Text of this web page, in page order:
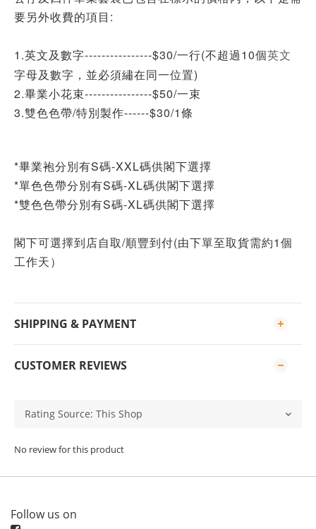
要另外收費的項目:
1.英文及數字----------------$30/一行(不超過10個英文
字母及數字 ，並必須繡在同一位置)
2.畢業小花束----------------$50/一束
3.雙色色帶/特別製作------$30/1條
*畢業袍分別有S碼-XXL碼供閣下選擇
*單色色帶分別有S碼-XL碼供閣下選擇
*雙色色帶分別有S碼-XL碼供閣下選擇
閣下可選擇到店自取/順豐到付(由下單至取貨需約1個
工作天）
SHIPPING & PAYMENT
CUSTOMER REVIEWS
No review for this product
Follow us on